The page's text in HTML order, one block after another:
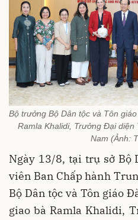
Bộ trưởng Bộ Dân tộc và Tôn
Ramla Khalidi, Trưởng Đại diện
Nam (Ảnh:
Ngày 13/8, tại trụ sở Bộ
viên Ban Chấp hành
Bộ Dân tộc và Tôn giáo
giao bà Ramla Khalidi,